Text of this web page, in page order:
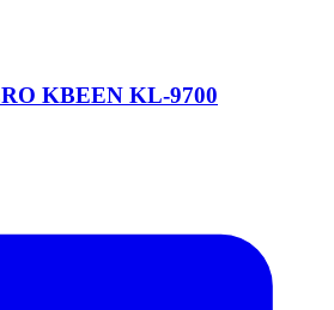
KBEEN KL-9700